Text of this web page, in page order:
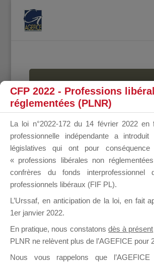
DU
Groupe
il y a un
CFP 2022 - Professions
réglementées (PLNR)
La loi n°2022-172 du 14 février 2022 en
professionnelle indépendante a
législatives qui ont pour
« professions libérales non
confrères du fonds interprofessionnel
professionnels libéraux (FIF PL).
L’Urssaf, en anticipation de la loi, en fait
1er janvier 2022.
En pratique, nous constatons dès à présent
PLNR ne relèvent plus de l’AGEFICE pour
Nous vous rappelons que